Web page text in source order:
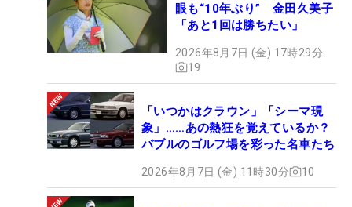
眼も“10年ぶり” 金田久美子
「あと1回は勝ちたい」
2026年8月7日 (金) 17時29分
19
「いつかはクラウン」「シーマ現
象」……あの熱狂を覚えているか？
バブルのゴルフ場を彩った名車たち
2026年8月7日 (金) 11時30分 10